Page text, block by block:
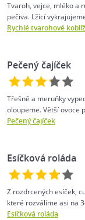
Tvaroh, vejce, mléko a
pečiva. Lžící
Rychlé tvarohové
Pečený čajíček
Třešně a meruňky
oloupeme. Větší ovoce
Pečený čajíček
Esíčková roláda
Z rozdrcených esíček,
které rozválíme asi na
Esíčková roláda